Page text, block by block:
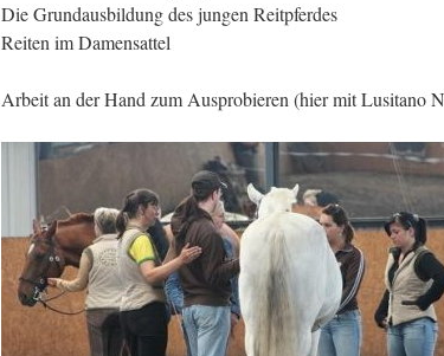
Die Grundausbildung des jungen Reitpferdes
Reiten im Damensattel
Arbeit an der Hand zum Ausprobieren (hier mit Lusitano